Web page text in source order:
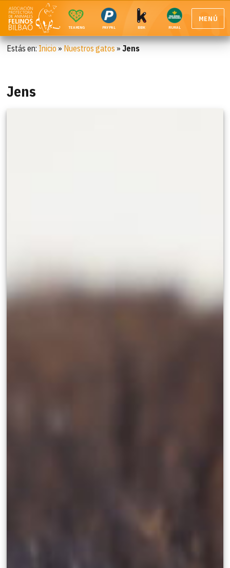
TEAMING PAYPAL BBK RURAL
MENÚ
Estás en: Inicio » Nuestros gatos »Jens
Jens